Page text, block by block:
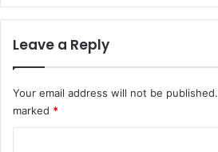
Leave a Reply
Your email address will not be published.
marked *